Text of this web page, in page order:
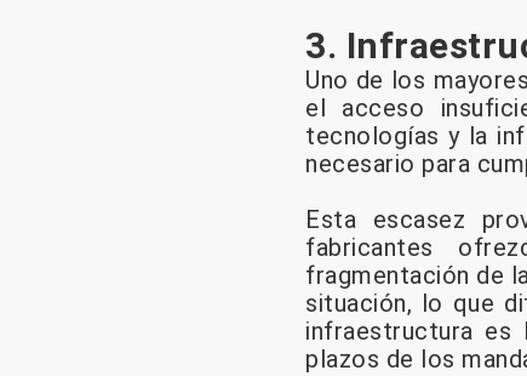
3.
Uno de los
el acceso
tecnologías y la
necesario para
Esta escasez
fabricantes
fragmentación de
situación, lo que
infraestructura es
plazos de los